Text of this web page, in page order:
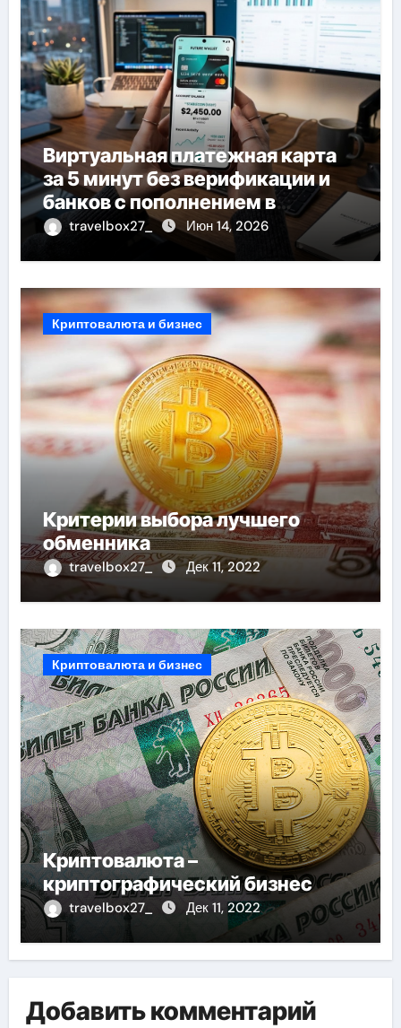
Виртуальная платежная карта
за 5 минут без верификации и
банков с пополнением в
стейблкоинах
travelbox27_ Июн 14, 2026
Криптовалюта и бизнес
Критерии выбора лучшего
обменника
travelbox27_ Дек 11, 2022
Криптовалюта и бизнес
Криптовалюта –
криптографический бизнес
travelbox27_ Дек 11, 2022
Добавить комментарий